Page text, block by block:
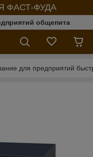
ФАСТ-ФУДА
общепита
для предприятий